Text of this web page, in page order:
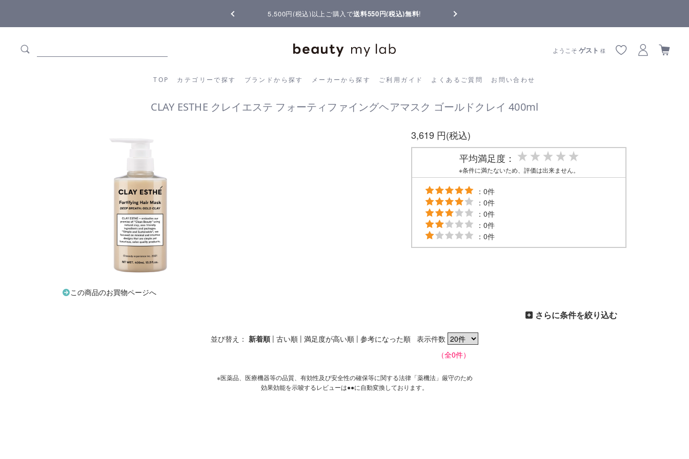
5,500円(税込)以上ご購入で送料550円(税込)無料!
TOP カテゴリーで探す ブランドから探す メーカーから探す ご利用ガイド よくあるご質問 お問い合わせ
ようこそゲスト 様
カテゴリーから探す ブランドから探す メーカーから探す ご利用ガイド よくあるご質問
CLAY ESTHE クレイエステ フォーティファイングヘアマスク ゴールドクレイ 400ml
この商品のお買物ページへ
3,619 円(税込)
平均満足度：
※条件に満たないため、評価は出来ません。
：0件
：0件
：0件
：0件
：0件
さらに条件を絞り込む
並び替え： 新着順 | 古い順 | 満足度が高い順 | 参考になった順 表示件数
（全0件）
※医薬品、医療機器等の品質、有効性及び安全性の確保等に関する法律「薬機法」厳守のため
効果効能を示唆するレビューは●●に自動変換しております。